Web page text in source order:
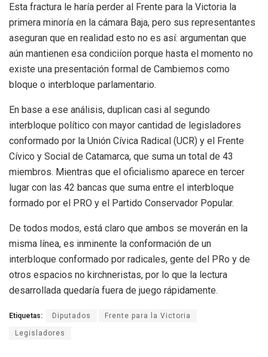
Esta fractura le haría perder al Frente para la Victoria la
primera minoría en la cámara Baja, pero sus representantes
aseguran que en realidad esto no es así: argumentan que
aún mantienen esa condiciíon porque hasta el momento no
existe una presentación formal de Cambiemos como
bloque o interbloque parlamentario.
En base a ese análisis, duplican casi al segundo
interbloque político con mayor cantidad de legisladores
conformado por la Unión Cívica Radical (UCR) y el Frente
Cívico y Social de Catamarca, que suma un total de 43
miembros. Mientras que el oficialismo aparece en tercer
lugar con las 42 bancas que suma entre el interbloque
formado por el PRO y el Partido Conservador Popular.
De todos modos, está claro que ambos se moverán en la
misma línea, es inminente la conformación de un
interbloque conformado por radicales, gente del PRo y de
otros espacios no kirchneristas, por lo que la lectura
desarrollada quedaría fuera de juego rápidamente.
Etiquetas: Diputados Frente para la Victoria
Legisladores